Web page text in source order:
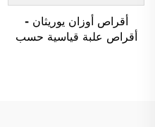
أقراص أوزان يوريثان -
أقراص علبة قياسية حسب